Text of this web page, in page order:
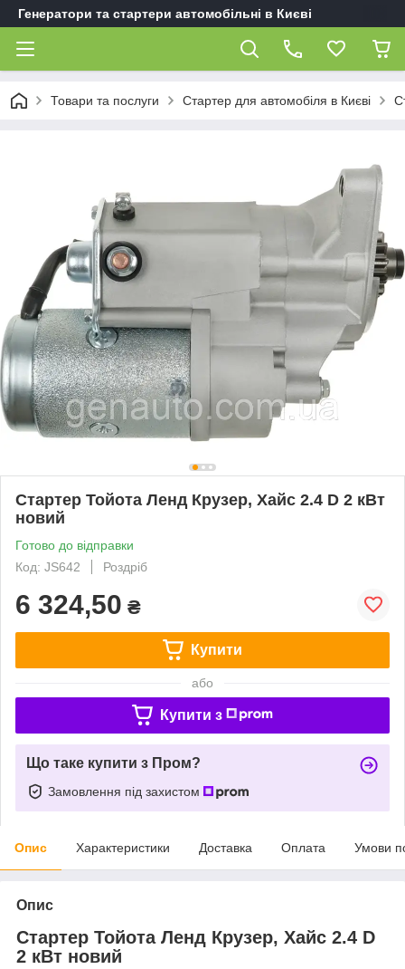
Генератори та стартери автомобільні в Києві
Товари та послуги Стартер для автомобіля в Києві
Стартер Тойота Ленд Крузер, Хайс 2.4 D 2 кВт
новий
Готово до відправки
Код: JS642
Роздріб
6 324,50 ₴
Купити
або
Купити з
Що таке купити з Пром?
Замовлення під захистом
Опис Характеристики Доставка Оплата Умови
Опис
Стартер Тойота Ленд Крузер, Хайс 2.4 D
2 кВт новий